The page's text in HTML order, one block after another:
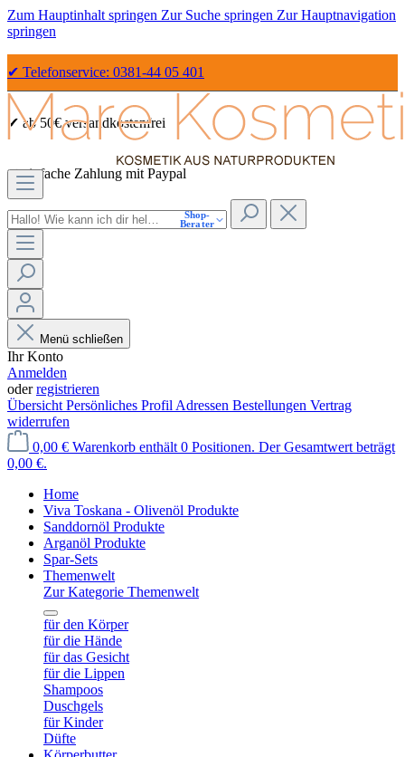
Zum Hauptinhalt springen Zur Suche springen Zur Hauptnavigation
springen
✔ Telefonservice: 0381-44 05 401
✔ ab 50€ versandkostenfrei
✔ einfache Zahlung mit Paypal
✔ Sicher Einkaufen dank SSL
Shop-
Berater
Menü schließen
Ihr Konto
Anmelden
oderregistrieren
Übersicht Persönliches Profil Adressen Bestellungen Vertrag
widerrufen
0,00 € Warenkorb enthält 0 Positionen. Der Gesamtwert beträgt
0,00 €.
Home
Viva Toskana - Olivenöl Produkte
Sanddornöl Produkte
Arganöl Produkte
Spar-Sets
Themenwelt
Zur Kategorie Themenwelt
für den Körper
für die Hände
für das Gesicht
für die Lippen
Shampoos
Duschgels
für Kinder
Düfte